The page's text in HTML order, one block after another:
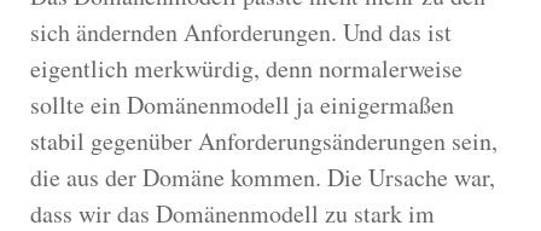
sich ändernden Anforderungen. Und das ist
eigentlich merkwürdig, denn normalerweise
sollte ein Domänenmodell ja einigermaßen
stabil gegenüber Anforderungsänderungen sein,
die aus der Domäne kommen. Die Ursache war,
dass wir das Domänenmodell zu stark im